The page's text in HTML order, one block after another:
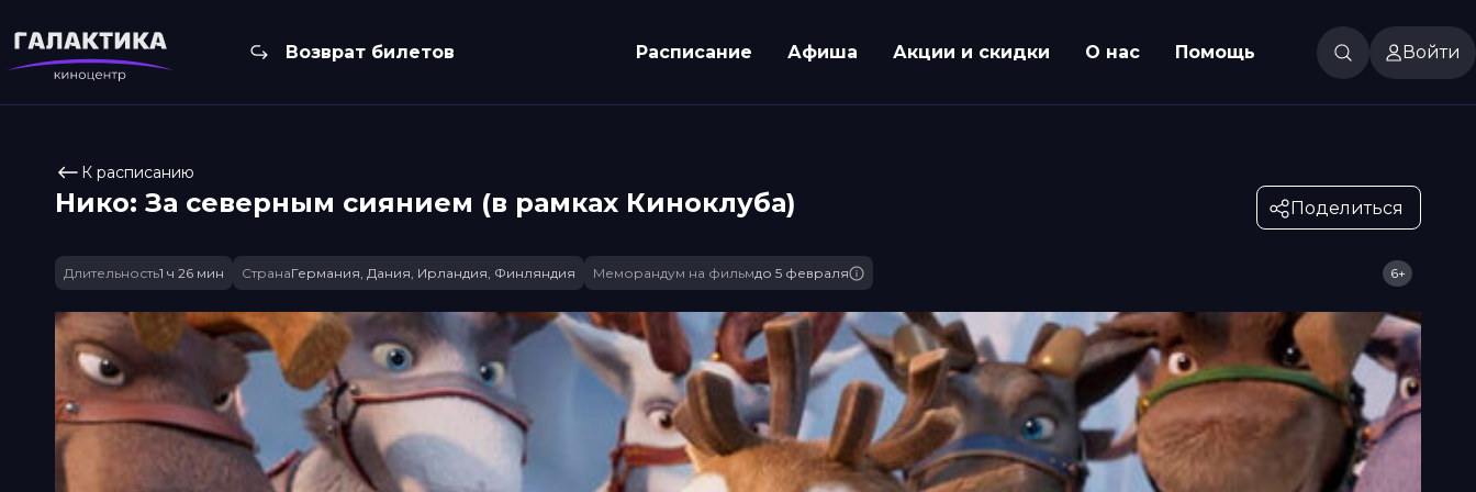
Возврат билетов Расписание Афиша Акции и скидки О нас Помощь Войти
К расписанию
Нико: За северным сиянием (в рамках Киноклуба) Поделиться
Длительность1 ч 26 мин СтранаГермания, Дания, Ирландия, Финляндия Меморандум на фильмдо 5 февраля 6+